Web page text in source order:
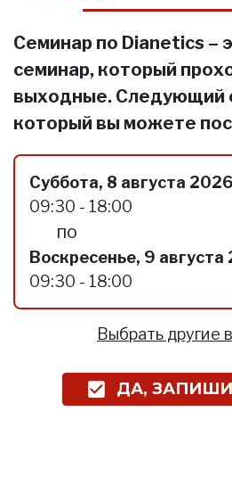
Семинар по Dianetics –
семинар, который
выходные. Следующий
который вы можете
Суббота, 8 августа
09:30 - 18:00
по
Воскресенье, 9 августа
09:30 - 18:00
Выбрать другие
ДА,